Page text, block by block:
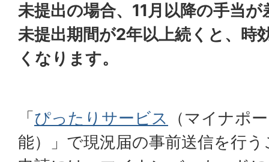
未提出の場合、11月以降の手当
未提出期間が2年以上続くと、時
くなります。
「ぴったりサービス
（マイナポ
能）」で現況届の事前送信を行